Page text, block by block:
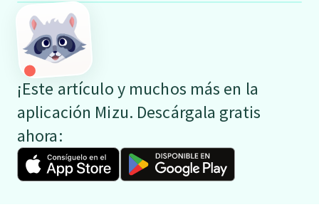
¡Este artículo y muchos más en la
aplicación Mizu. Descárgala gratis
ahora: